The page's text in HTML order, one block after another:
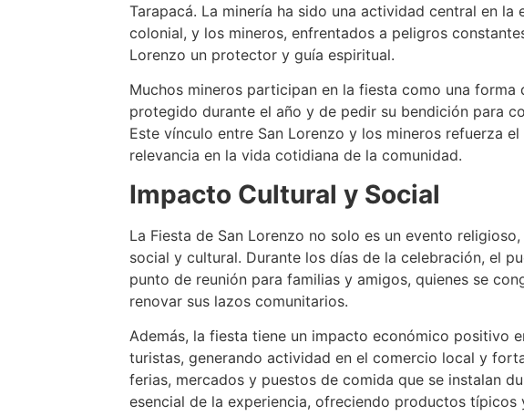
Tarapacá. La minería ha sido una actividad central en
colonial, y los mineros, enfrentados a peligros
Lorenzo un protector y guía espiritual.
Muchos mineros participan en la fiesta como una
protegido durante el año y de pedir su bendición para
Este vínculo entre San Lorenzo y los mineros refuerza
relevancia en la vida cotidiana de la comunidad.
Impacto Cultural y Social
La Fiesta de San Lorenzo no solo es un evento
social y cultural. Durante los días de la celebración, el
punto de reunión para familias y amigos, quienes se
renovar sus lazos comunitarios.
Además, la fiesta tiene un impacto económico positivo
turistas, generando actividad en el comercio local y
ferias, mercados y puestos de comida que se instalan
esencial de la experiencia, ofreciendo productos típicos